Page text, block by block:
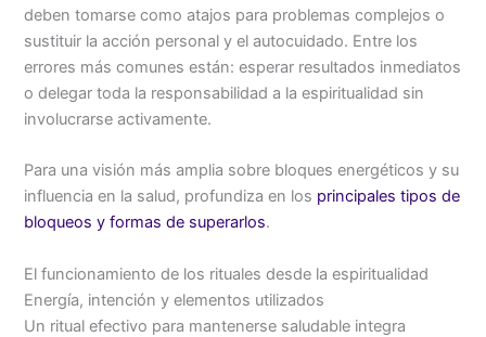
deben tomarse como atajos para problemas complejos o
sustituir la acción personal y el autocuidado. Entre los
errores más comunes están: esperar resultados inmediatos
o delegar toda la responsabilidad a la espiritualidad sin
involucrarse activamente.
Para una visión más amplia sobre bloques energéticos y su
influencia en la salud, profundiza en los principales tipos de
bloqueos y formas de superarlos.
El funcionamiento de los rituales desde la espiritualidad
Energía, intención y elementos utilizados
Un ritual efectivo para mantenerse saludable integra